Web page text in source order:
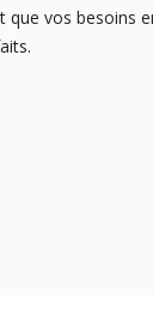
que vos besoins